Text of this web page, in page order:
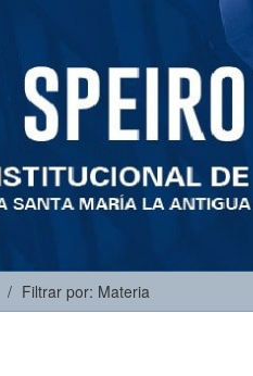
Filtrar por: Materia